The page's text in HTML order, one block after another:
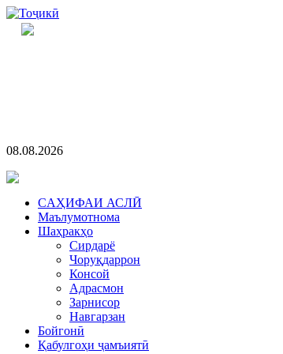
08.08.2026
CАҲИФАИ АСЛӢ
Маълумотнома
Шаҳракҳо
Сирдарё
Чоруқдаррон
Консой
Адрасмон
Зарнисор
Навгарзан
Бойгонӣ
Қабулгоҳи ҷамъиятӣ